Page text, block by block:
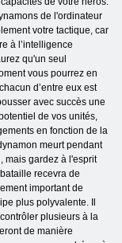
de l'ordinateur
votre tactique, car
à l’intelligence
qu'un seul
vous pourrez en
d’entre eux est
avec succès une
de vos unités,
en fonction de la
meurt pendant
mais gardez à l'esprit
recevra de
important de
plus polyvalente. Il
plusieurs à la
de manière